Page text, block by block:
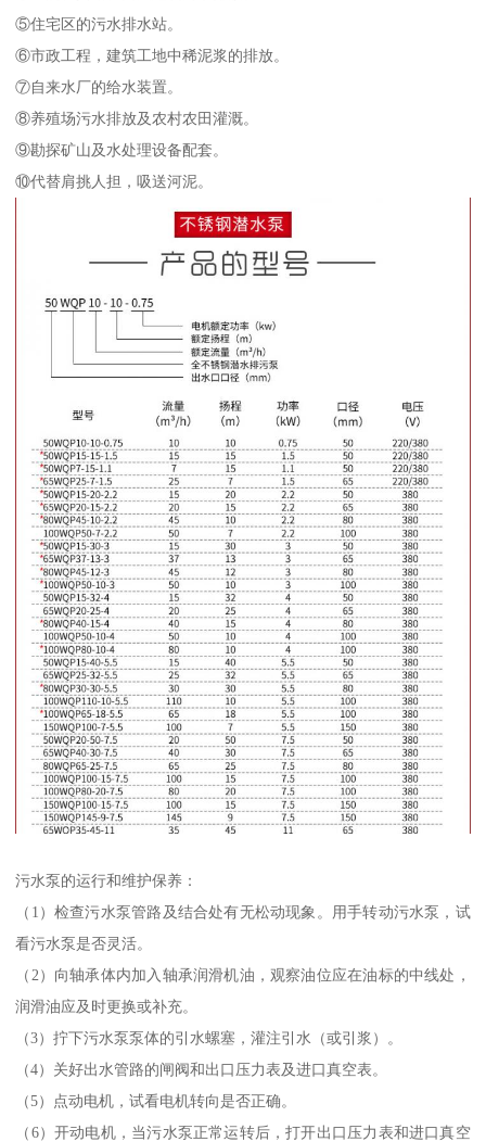
⑤住宅区的污水排水站。
⑥市政工程，建筑工地中稀泥浆的排放。
⑦自来水厂的给水装置。
⑧养殖场污水排放及农村农田灌溉。
⑨勘探矿山及水处理设备配套。
⑩代替肩挑人担，吸送河泥。
污水泵的运行和维护保养：
（1）检查污水泵管路及结合处有无松动现象。用手转动污水泵，试
看污水泵是否灵活。
（2）向轴承体内加入轴承润滑机油，观察油位应在油标的中线处，
润滑油应及时更换或补充。
（3）拧下污水泵泵体的引水螺塞，灌注引水（或引浆）。
（4）关好出水管路的闸阀和出口压力表及进口真空表。
（5）点动电机，试看电机转向是否正确。
（6）开动电机，当污水泵正常运转后，打开出口压力表和进口真空